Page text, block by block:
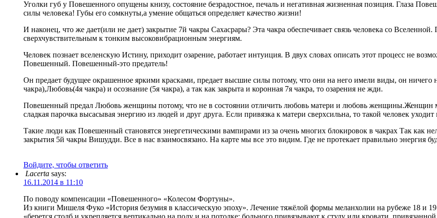
Уголки губ у Повешенного опущены книзу, состояние безрадостное, печаль и негативная жизненная позиция. Глаза
силы человека! Губы его сомкнуты,а умение общаться определяет качество жизни!
И наконец, что же дает(или не дает) закрытие 7й чакры Сахасрары? Эта чакра обеспечивает связь человека со
сверхчувствительным к тонким высоковибрационным энергиям.
Человек познает вселенскую Истину, приходит озарение, работает интуиция. В двух словах описать этот процесс не
Повешенный. Повешенный-это предатель!
Он предает будущее окрашенное яркими красками, предает высшие силы потому, что они на него имели виды, он ничего
чакра),Любовь(4я чакра) и осознание (5я чакра), а так как закрыта и коронная 7я чакра, то озарения не жди.
Повешенный предал Любовь женщины потому, что не в состоянии отличить любовь матери и любовь женщины.Женщин
сладкая парочка высасывая энергию из людей и друг друга. Если привязка к матери сверхсильна, то такой человек
Такие люди как Повешенный становятся энергетическими вампирами из за очень многих блокировок в чакрах Так как
закрытия 5й чакры Вишудди. Все в нас взаимосвязано. На карте мы все это видим. Где не протекает правильно энергия
Войдите, чтобы ответить
Lacerta says:
16.11.2014 в 11:10
По поводу компенсации «Повешенного» «Колесом Фортуны».
Из книги Мишеля Фуко «История безумия в классическую эпоху». Лечение тяжёлой формы меланхолии на рубеже 18 и 19
«берется столб и укрепляется вертикально на полу и на потолке; больного привязывают к стулу или кровати,